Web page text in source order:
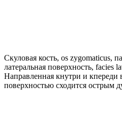
Скуловая кость, os zygomaticus,
латеральная поверхность,
Направленная кнутри и кпереди
поверхностью сходится острым